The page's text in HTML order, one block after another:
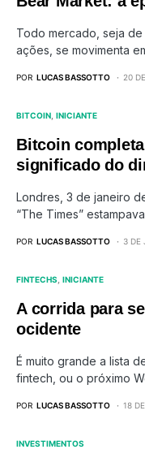
Todo mercado, seja
ações, se movimenta
POR LUCAS BASSOTTO 20
BITCOIN INICIANTE
Bitcoin
significado do
Londres, 3 de janeiro
“The Times”
POR LUCAS BASSOTTO 3 DE
FINTECHS INICIANTE
A corrida para
ocidente
É muito grande a lista
fintech, ou o próximo
POR LUCAS BASSOTTO 18
INVESTIMENTOS